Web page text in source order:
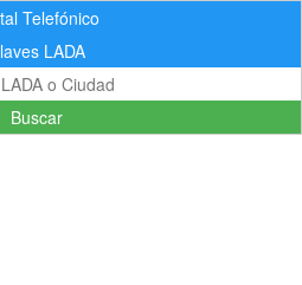
Telefónico
LADA
Buscar